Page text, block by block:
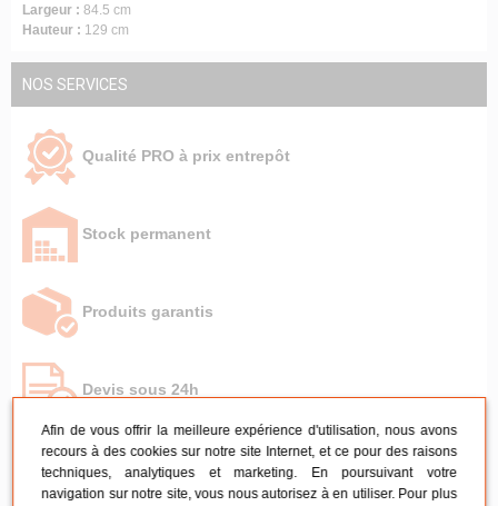
Largeur : 84.5 cm
Hauteur : 129 cm
NOS SERVICES
Qualité PRO à prix entrepôt
Stock permanent
Produits garantis
Devis sous 24h
Livraison rapide
Afin de vous offrir la meilleure expérience d'utilisation, nous avons
recours à des cookies sur notre site Internet, et ce pour des raisons
techniques, analytiques et marketing. En poursuivant votre
navigation sur notre site, vous nous autorisez à en utiliser. Pour plus